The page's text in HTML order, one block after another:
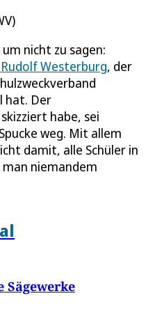
nicht zu sagen:
Westerburg, der
hat. Der
habe, sei
weg. Mit allem
damit, alle Schüler in
niemandem
Sägewerke